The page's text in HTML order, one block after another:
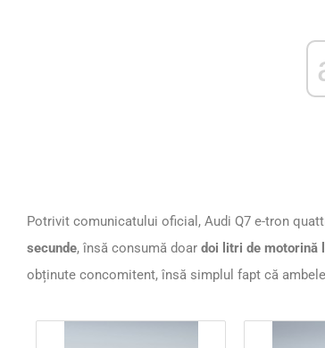
Potrivit comunicatului oficial, Audi Q7 e-tron
secunde, însă consumă doar doi litri de motorină
obținute concomitent, însă simplul fapt că